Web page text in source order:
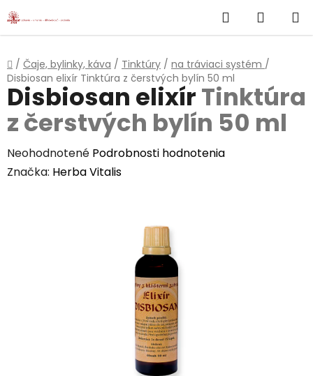
Prejsť
na
Hľadať
KOŠÍK
Domov
/ Čaje, bylinky, káva / Tinktúry / na tráviaci systém /
Disbiosan elixír Tinktúra z čerstvých bylín 50 ml
Disbiosan elixírTinktúra
z čerstvých bylín 50 ml
Priemerné
hodnotenie
Neohodnotené Podrobnosti hodnotenia
Značka: Herba Vitalis